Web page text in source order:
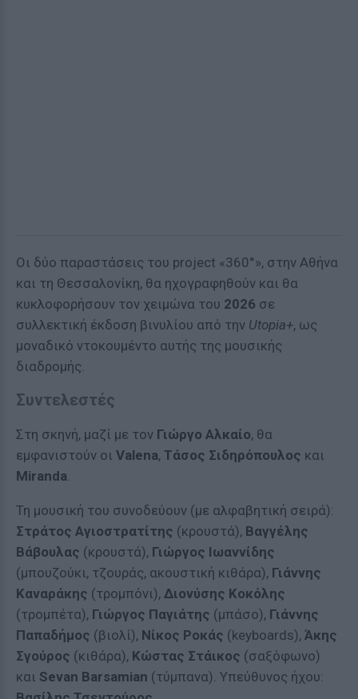
Οι δύο παραστάσεις του project «360°», στην Αθήνα
και τη Θεσσαλονίκη, θα ηχογραφηθούν και θα
κυκλοφορήσουν τον χειμώνα του 2026 σε
συλλεκτική έκδοση βινυλίου από την Utopia+, ως
μοναδικό ντοκουμέντο αυτής της μουσικής
διαδρομής.
Συντελεστές
Στη σκηνή, μαζί με τον Γιώργο Αλκαίο, θα
εμφανιστούν οι Valena, Τάσος Σιδηρόπουλος και
Miranda.
Τη μουσική του συνοδεύουν (με αλφαβητική σειρά):
Στράτος Αγιοστρατίτης (κρουστά), Βαγγέλης
Βάβουλας (κρουστά), Γιώργος Ιωαννίδης
(μπουζούκι, τζουράς, ακουστική κιθάρα), Γιάννης
Καναράκης (τρομπόνι), Διονύσης Κοκόλης
(τρομπέτα), Γιώργος Παγιάτης (μπάσο), Γιάννης
Παπαδήμος (βιολί), Νίκος Ροκάς (keyboards), Άκης
Σγούρος (κιθάρα), Κώστας Στάικος (σαξόφωνο)
και Sevan Barsamian (τύμπανα). Υπεύθυνος ήχου: